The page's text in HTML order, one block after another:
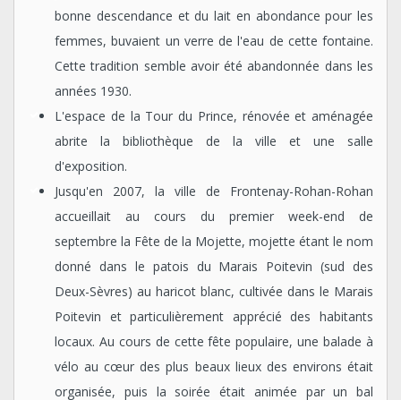
bonne descendance et du lait en abondance pour les
femmes, buvaient un verre de l'eau de cette fontaine.
Cette tradition semble avoir été abandonnée dans les
années 1930.
L'espace de la Tour du Prince, rénovée et aménagée
abrite la bibliothèque de la ville et une salle
d'exposition.
Jusqu'en 2007, la ville de Frontenay-Rohan-Rohan
accueillait au cours du premier week-end de
septembre la Fête de la Mojette, mojette étant le nom
donné dans le patois du Marais Poitevin (sud des
Deux-Sèvres) au haricot blanc, cultivée dans le Marais
Poitevin et particulièrement apprécié des habitants
locaux. Au cours de cette fête populaire, une balade à
vélo au cœur des plus beaux lieux des environs était
organisée, puis la soirée était animée par un bal